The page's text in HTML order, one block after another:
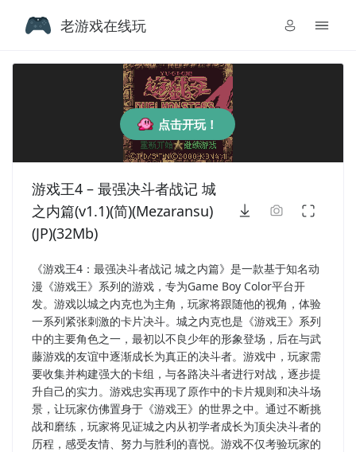
点击开玩！
游戏王4 – 最强决斗者战记 城
之内篇(v1.1)(简)(Mezaransu)
(JP)(32Mb)
《游戏王4：最强决斗者战记 城之内篇》是一款基于知名动
漫《游戏王》系列的游戏，专为Game Boy Color平台开
发。游戏以城之内克也为主角，玩家将跟随他的视角，体验
一系列紧张刺激的卡片决斗。城之内克也是《游戏王》系列
中的主要角色之一，最初以不良少年的形象登场，后在与武
藤游戏的友谊中逐渐成长为真正的决斗者。游戏中，玩家需
要收集并构建强大的卡组，与各路决斗者进行对战，逐步提
升自己的实力。游戏忠实再现了原作中的卡片规则和决斗场
景，让玩家仿佛置身于《游戏王》的世界之中。通过不断挑
战和磨练，玩家将见证城之内从初学者成长为顶尖决斗者的
历程，感受友情、努力与胜利的喜悦。游戏不仅考验玩家的
老游戏在线玩